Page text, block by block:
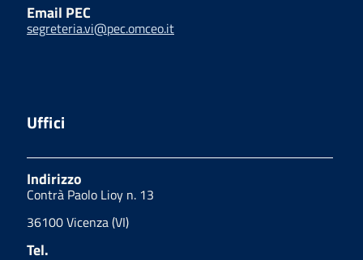
Email PEC
segreteria.vi@pec.omceo.it
Uffici
Indirizzo
Contrà Paolo Lioy n. 13
36100 Vicenza (VI)
Tel.